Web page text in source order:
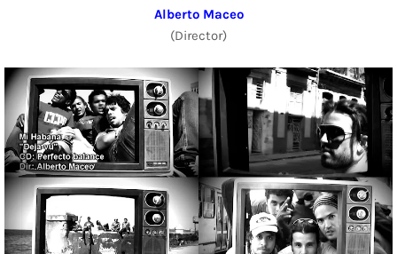
Alberto Maceo
(Director)